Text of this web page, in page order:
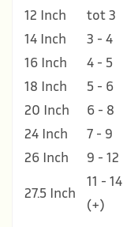
12 Inch
tot 3
14 Inch
3 - 4
16 Inch
4 - 5
18 Inch
5 - 6
20 Inch
6 - 8
24 Inch
7 - 9
26 Inch
9 - 12
27.5 Inch
11 - 14
(+)